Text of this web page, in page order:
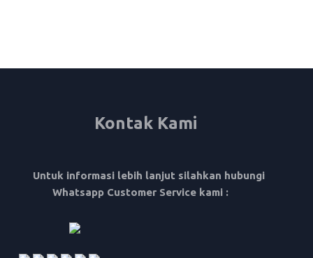
Kontak Kami
Untuk informasi lebih lanjut silahkan hubungi
Whatsapp Customer Service kami :